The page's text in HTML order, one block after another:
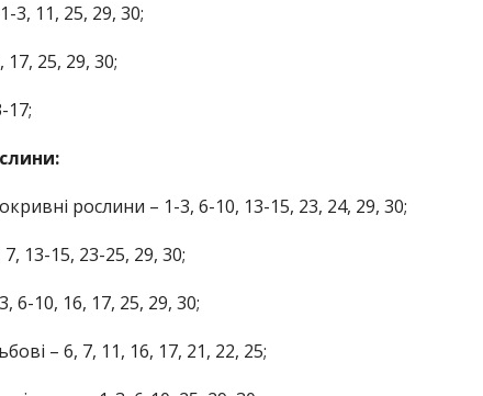
3, 11, 25, 29, 30;
17, 25, 29, 30;
17;
рослини – 1-3, 6-10, 13-15, 23, 24, 29, 30;
13-15, 23-25, 29, 30;
6-10, 16, 17, 25, 29, 30;
– 6, 7, 11, 16, 17, 21, 22, 25;